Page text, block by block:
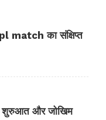
का संक्षिप्त
शुरुआत और जोखिम